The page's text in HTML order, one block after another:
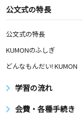
公文式の特長
公文式の特長
KUMONのふしぎ
どんなもんだい! KUMON
学習の流れ
会費・各種手続き